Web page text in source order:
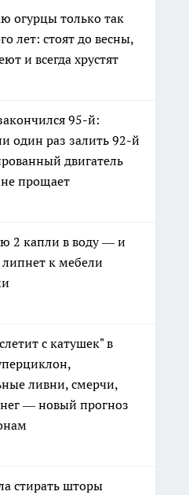
огурцы только так
лет: стоят до весны,
и всегда хрустят
95-й:
один раз залить 92-й
двигатель
прощает
2 капли в воду — и
к мебели
с катушек" в
ливни, смерчи,
— новый прогноз
стирать шторы